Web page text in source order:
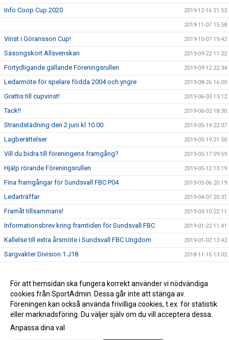
Info Coop Cup 2020 2019-12-16 21:53
2019-11-07 15:58
Vinst i Göransson Cup! 2019-10-07 19:42
Säsongskort Allsvenskan 2019-09-22 11:22
Förtydligande gällande Föreningsrullen 2019-09-12 22:34
Ledarmöte för spelare födda 2004 och yngre 2019-08-26 16:00
Grattis till cupvinst! 2019-06-03 13:12
Tack!! 2019-06-02 18:30
Strandstädning den 2 juni kl 10.00 2019-05-19 22:07
Lagberättelser 2019-05-19 21:50
Vill du bidra till föreningens framgång? 2019-05-17 09:59
Hjälp rörande Föreningsrullen 2019-05-12 13:19
Fina framgångar för Sundsvall FBC P04 2019-05-06 20:19
Ledarträffar 2019-04-07 20:31
Framåt tillsammans! 2019-03-10 22:11
Informationsbrev kring framtiden för Sundsvall FBC 2019-01-22 11:41
Kallelse till extra årsmöte i Sundsvall FBC Ungdom 2019-01-02 13:42
Sargvakter Division 1 J18 2018-11-15 13:02
Sargvaktschema 2018/19 2018-09-21 14:24
Ett tryggt föreningsliv för alla 2018-06-30 11:59
För att hemsidan ska fungera korrekt använder vi nödvändiga
cookies från SportAdmin. Dessa går inte att stänga av.
Föreningen kan också använda frivilliga cookies, t.ex. för statistik
eller marknadsföring. Du väljer själv om du vill acceptera dessa.
Anpassa dina val